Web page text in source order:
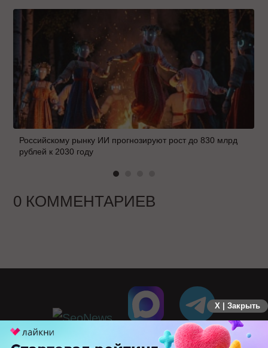
Российскому рынку ИИ прогнозируют рост до 830 млрд
рублей к 2030 году
0 КОММЕНТАРИЕВ
X | Закрыть
ПЕРЕЙТИ НА ПОЛНУЮ ВЕРСИЮ